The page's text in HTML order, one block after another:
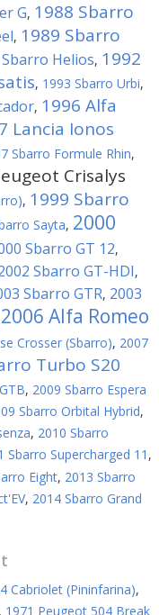
G, 1988 Sbarro
, 1989 Sbarro
Sbarro Helios, 1992
, 1993 Sbarro Urbi,
, 1996 Alfa
Lancia Ionos
Sbarro Formule Rhin,
Crisalys
, 1999 Sbarro
Sayta, 2000
Sbarro GT 12,
Sbarro GT-HDI,
Sbarro GTR, 2003
2006 Alfa Romeo
Crosser (Sbarro), 2007
Turbo S20
, 2009 Sbarro Espera
Sbarro Orbital Hybrid,
, 2010 Sbarro
Sbarro Supercharged 11 ,
Eight, 2013 Sbarro
, 2014 Sbarro Grand
Cabriolet (Pininfarina),
, 1971 Peugeot 504 Break